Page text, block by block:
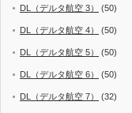
DL（デルタ航空 3） (50)
DL（デルタ航空 4） (50)
DL（デルタ航空 5） (50)
DL（デルタ航空 6） (50)
DL（デルタ航空 7） (32)